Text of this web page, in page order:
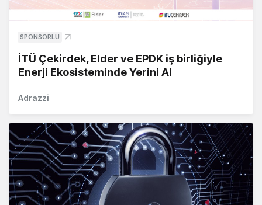
SPONSORLU
İTÜ Çekirdek, Elder ve EPDK iş birliğiyle
Enerji Ekosisteminde Yerini Al
Adrazzi